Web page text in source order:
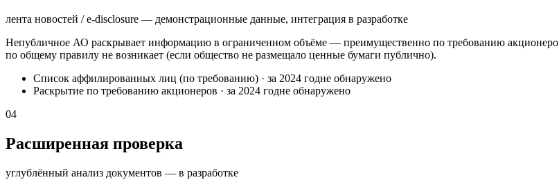
лента новостей / e-disclosure — демонстрационные данные, интеграция в разработке
Непубличное АО раскрывает информацию в ограниченном объёме — преимущественно по требованию
по общему правилу не возникает (если общество не размещало ценные бумаги публично).
Список аффилированных лиц (по требованию) · за 2024 годне обнаружено
Раскрытие по требованию акционеров · за 2024 годне обнаружено
04
Расширенная проверка
углублённый анализ документов — в разработке